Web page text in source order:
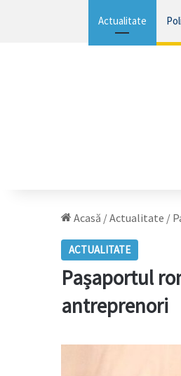
Actualitate
Acasă /Actualitate /
ACTUALITATE
Pașaportul
antreprenori